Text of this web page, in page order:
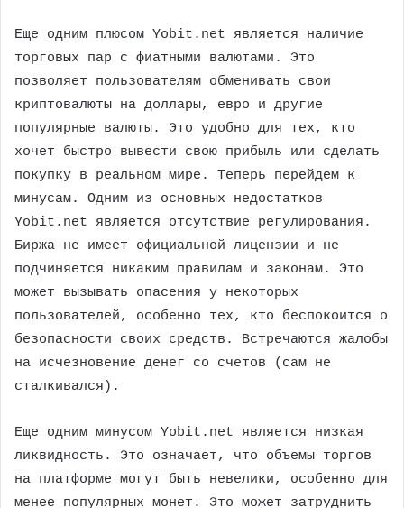
Еще одним плюсом Yobit.net является наличие
торговых пар с фиатными валютами. Это
позволяет пользователям обменивать свои
криптовалюты на доллары, евро и другие
популярные валюты. Это удобно для тех, кто
хочет быстро вывести свою прибыль или сделать
покупку в реальном мире. Теперь перейдем к
минусам. Одним из основных недостатков
Yobit.net является отсутствие регулирования.
Биржа не имеет официальной лицензии и не
подчиняется никаким правилам и законам. Это
может вызывать опасения у некоторых
пользователей, особенно тех, кто беспокоится о
безопасности своих средств. Встречаются жалобы
на исчезновение денег со счетов (сам не
сталкивался).
Еще одним минусом Yobit.net является низкая
ликвидность. Это означает, что объемы торгов
на платформе могут быть невелики, особенно для
менее популярных монет. Это может затруднить